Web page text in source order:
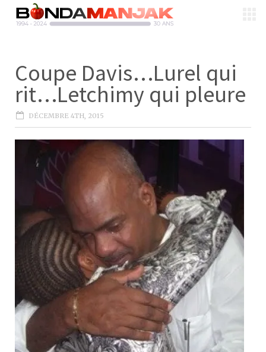
Coupe Davis…Lurel qui
rit…Letchimy qui pleure
DÉCEMBRE 4TH, 2015